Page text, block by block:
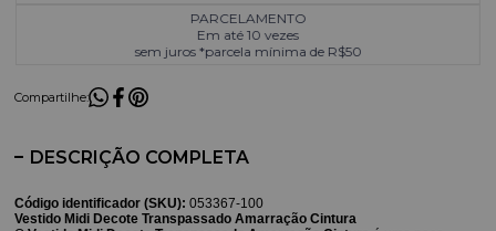
PARCELAMENTO
Em até 10 vezes
sem juros *parcela mínima de R$50
Compartilhe:
DESCRIÇÃO COMPLETA
Código identificador (SKU): 053367-100
Vestido Midi Decote Transpassado Amarração Cintura